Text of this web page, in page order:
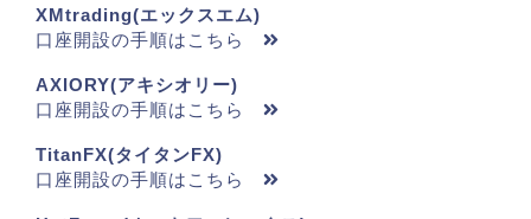
XMtrading(エックスエム)
口座開設の手順はこちら
AXIORY(アキシオリー)
口座開設の手順はこちら
TitanFX(タイタンFX)
口座開設の手順はこちら